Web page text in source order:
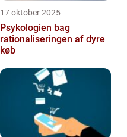
17 oktober 2025
Psykologien bag
rationaliseringen af dyre
køb